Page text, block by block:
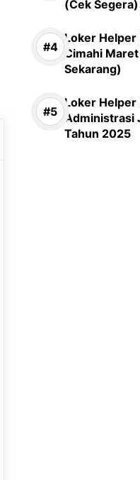
(Cek Segera)
Loker Helper
Cimahi
Sekarang)
Loker Helper
Administrasi
Tahun 2025